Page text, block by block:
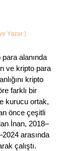
Yazar )
alanında
ve kripto para
kripto
farklı bir
kurucu ortak,
önce çeşitli
İnan, 2018–
arasında
çalıştı.